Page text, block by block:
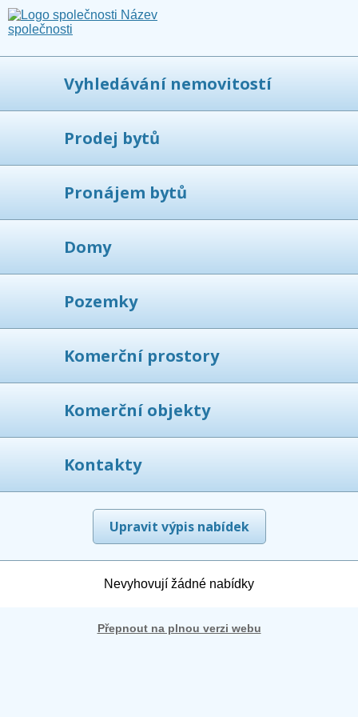
Vyhledávání nemovitostí
Prodej bytů
Pronájem bytů
Domy
Pozemky
Komerční prostory
Komerční objekty
Kontakty
Upravit výpis nabídek
Nevyhovují žádné nabídky
Přepnout na plnou verzi webu